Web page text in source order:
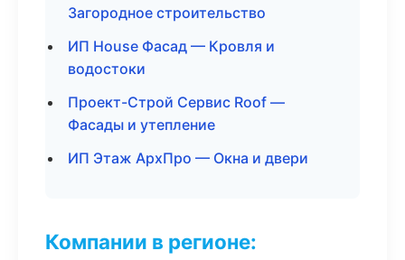
Загородное строительство
ИП House Фасад — Кровля и
водостоки
Проект-Строй Сервис Roof —
Фасады и утепление
ИП Этаж АрхПро — Окна и двери
Компании в регионе: